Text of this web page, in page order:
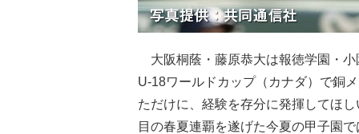
大阪桐蔭・藤原恭大は報徳学園・
U-18ワールドカップ（カナダ）で銅
ただけに、経験を存分に発揮してほ
目の春夏連覇を遂げた今夏の甲子園